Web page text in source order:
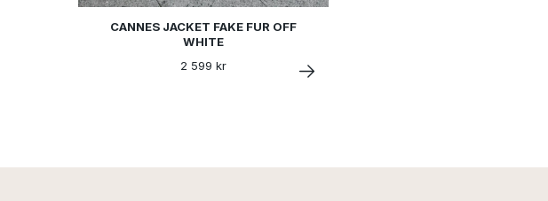
CANNES JACKET FAKE FUR OFF
WHITE
2 599 kr